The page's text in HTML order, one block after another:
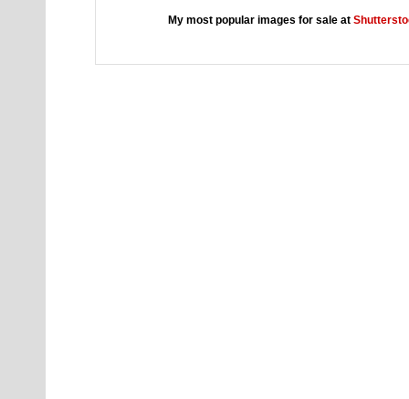
My most popular images for sale at